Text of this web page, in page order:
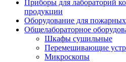
Приборы для лабораторий
продукции
Оборудование для
Общелабораторное
Шкафы сушильные
Перемешивающие
Микроскопы